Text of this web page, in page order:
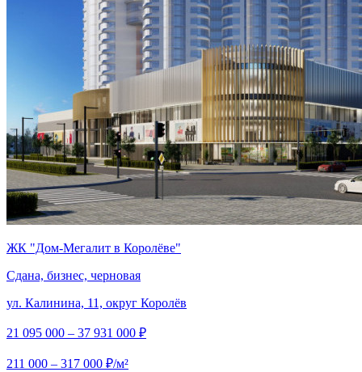
ЖК "Дом‐Мегалит в Королёве"
Сдана, бизнес, черновая
ул. Калинина, 11, округ Королёв
21 095 000 – 37 931 000 ₽
211 000 – 317 000 ₽/м²